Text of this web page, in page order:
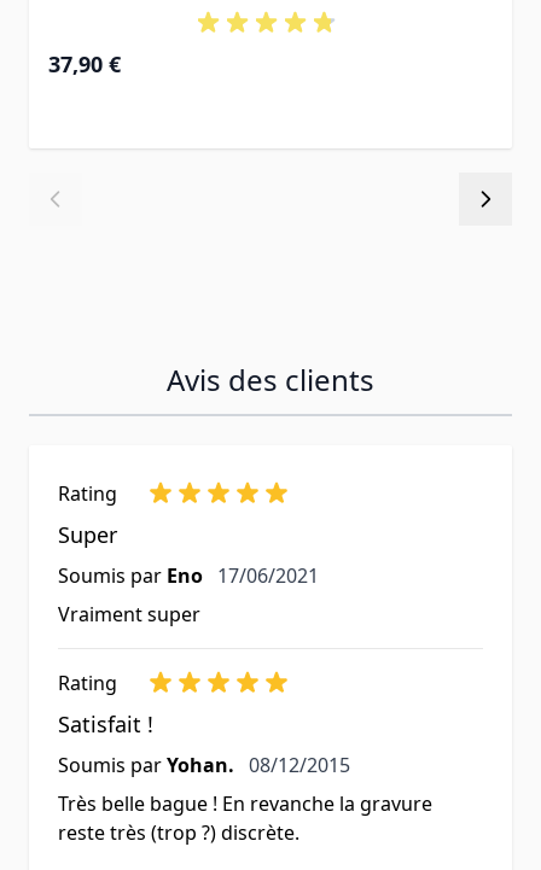
37,90 €
Avis des clients
Rating
Super
Soumis par Eno 17 juin 2021
17/06/2021
Vraiment super
Rating
Satisfait !
Soumis parYohan. 8 décembre 2015
08/12/2015
Très belle bague ! En revanche la gravure
reste très (trop ?) discrète.